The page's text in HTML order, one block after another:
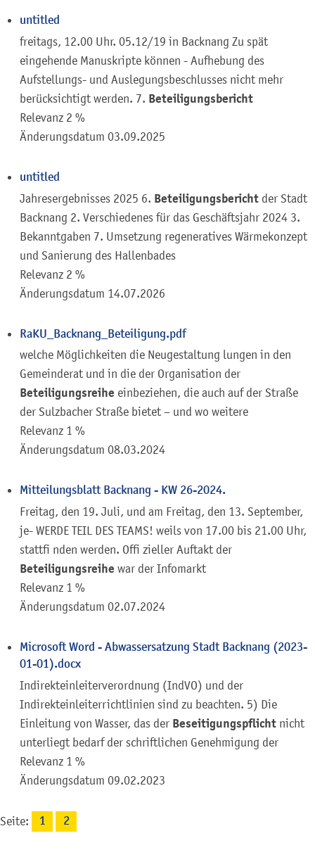
untitled
freitags, 12.00 Uhr. 05.12/19 in Backnang Zu spät
eingehende Manuskripte können - Aufhebung des
Aufstellungs- und Auslegungsbeschlusses nicht mehr
berücksichtigt werden. 7. Beteiligungsbericht
Relevanz 2 %
Änderungsdatum 03.09.2025
untitled
Jahresergebnisses 2025 6. Beteiligungsbericht der Stadt
Backnang 2. Verschiedenes für das Geschäftsjahr 2024 3.
Bekanntgaben 7. Umsetzung regeneratives Wärmekonzept
und Sanierung des Hallenbades
Relevanz 2 %
Änderungsdatum 14.07.2026
RaKU_Backnang_Beteiligung.pdf
welche Möglichkeiten die Neugestaltung lungen in den
Gemeinderat und in die der Organisation der
Beteiligungsreihe einbeziehen, die auch auf der Straße
der Sulzbacher Straße bietet – und wo weitere
Relevanz 1 %
Änderungsdatum 08.03.2024
Mitteilungsblatt Backnang - KW 26-2024.
Freitag, den 19. Juli, und am Freitag, den 13. September,
je- WERDE TEIL DES TEAMS! weils von 17.00 bis 21.00 Uhr,
stattfi nden werden. Offi zieller Auftakt der
Beteiligungsreihe war der Infomarkt
Relevanz 1 %
Änderungsdatum 02.07.2024
Microsoft Word - Abwassersatzung Stadt Backnang (2023-
01-01).docx
Indirekteinleiterverordnung (IndVO) und der
Indirekteinleiterrichtlinien sind zu beachten. 5) Die
Einleitung von Wasser, das der Beseitigungspflicht nicht
unterliegt bedarf der schriftlichen Genehmigung der
Relevanz 1 %
Änderungsdatum 09.02.2023
Seite: 1 2